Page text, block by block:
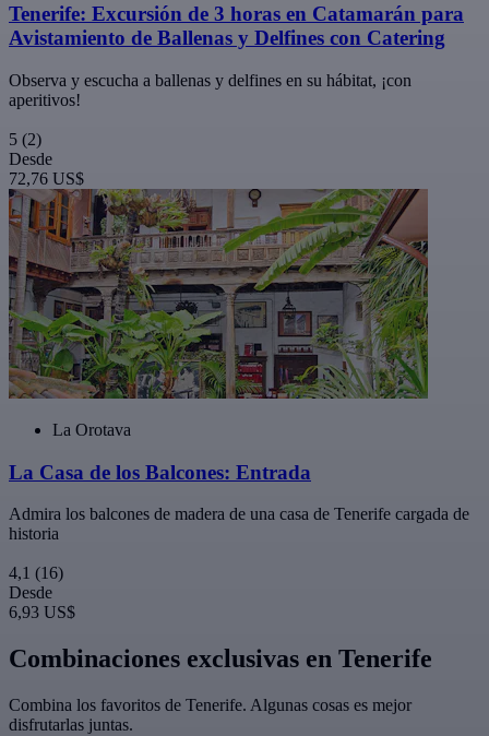
Tenerife: Excursión de 3 horas en Catamarán para
Avistamiento de Ballenas y Delfines con Catering
Observa y escucha a ballenas y delfines en su hábitat, ¡con
aperitivos!
5 (2)
Desde
72,76 US$
La Orotava
La Casa de los Balcones: Entrada
Admira los balcones de madera de una casa de Tenerife cargada de
historia
4,1 (16)
Desde
6,93 US$
Combinaciones exclusivas en Tenerife
Combina los favoritos de Tenerife. Algunas cosas es mejor
disfrutarlas juntas.